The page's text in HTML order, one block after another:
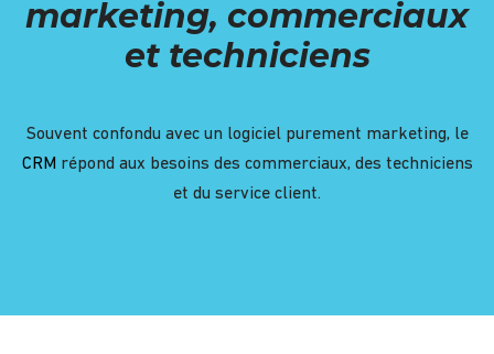
marketing, commerciaux
et techniciens
Souvent confondu avec un logiciel purement marketing, le
CRM répond aux besoins des commerciaux, des techniciens
et du service client.